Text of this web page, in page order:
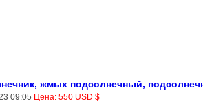
жмых подсолнечный,
09:05 Цена: 550 USD $